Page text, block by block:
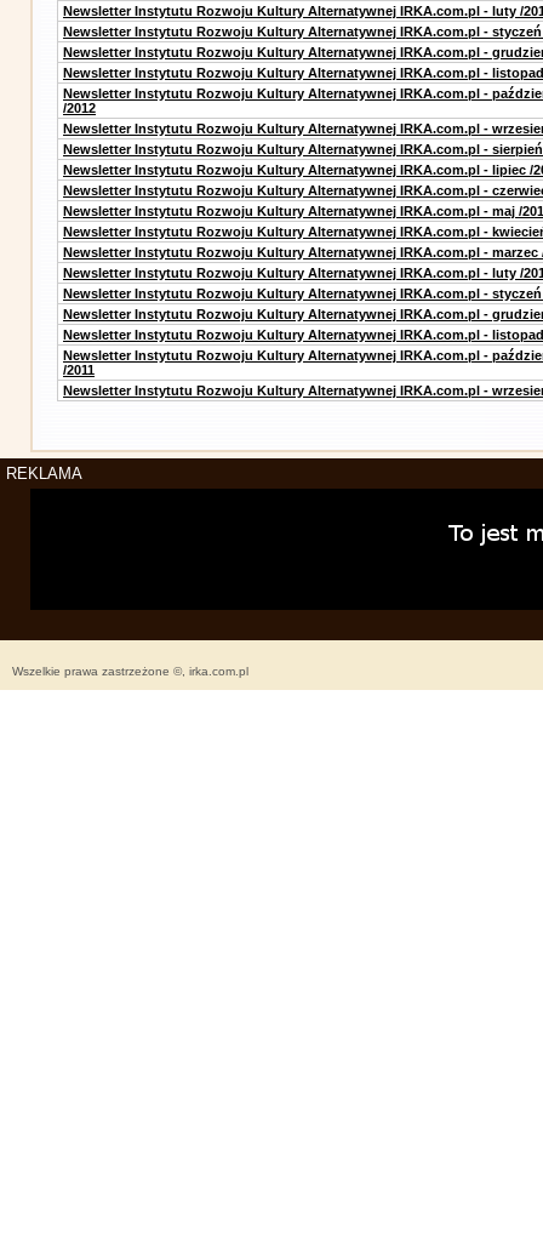
Newsletter Instytutu Rozwoju Kultury Alternatywnej IRKA.com.pl - luty /
Newsletter Instytutu Rozwoju Kultury Alternatywnej IRKA.com.pl - styczeń
Newsletter Instytutu Rozwoju Kultury Alternatywnej IRKA.com.pl -
Newsletter Instytutu Rozwoju Kultury Alternatywnej IRKA.com.pl - listopad
Newsletter Instytutu Rozwoju Kultury Alternatywnej IRKA.com.pl -
/2012
Newsletter Instytutu Rozwoju Kultury Alternatywnej IRKA.com.pl -
Newsletter Instytutu Rozwoju Kultury Alternatywnej IRKA.com.pl - sierpień
Newsletter Instytutu Rozwoju Kultury Alternatywnej IRKA.com.pl - lipiec /
Newsletter Instytutu Rozwoju Kultury Alternatywnej IRKA.com.pl -
Newsletter Instytutu Rozwoju Kultury Alternatywnej IRKA.com.pl - maj /
Newsletter Instytutu Rozwoju Kultury Alternatywnej IRKA.com.pl -
Newsletter Instytutu Rozwoju Kultury Alternatywnej IRKA.com.pl - marzec
Newsletter Instytutu Rozwoju Kultury Alternatywnej IRKA.com.pl - luty /
Newsletter Instytutu Rozwoju Kultury Alternatywnej IRKA.com.pl - styczeń
Newsletter Instytutu Rozwoju Kultury Alternatywnej IRKA.com.pl -
Newsletter Instytutu Rozwoju Kultury Alternatywnej IRKA.com.pl - listopad
Newsletter Instytutu Rozwoju Kultury Alternatywnej IRKA.com.pl -
/2011
Newsletter Instytutu Rozwoju Kultury Alternatywnej IRKA.com.pl -
REKLAMA
Wszelkie prawa zastrzeżone ©, irka.com.pl